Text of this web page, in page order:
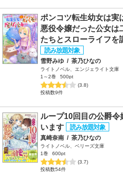
ポンコツ転生幼女は実
悪役令嬢だった公女は
たちとスローライフを
雪野みゆ / 茶乃ひなの
ライトノベル、エンジェライト文庫
1～2巻
500pt
(3.8)
投稿数9件
ループ10回目の公爵
います
真崎奈南 / 茶乃ひなの
ライトノベル、ベリーズ文庫
1巻
600pt
(3.7)
投稿数54件